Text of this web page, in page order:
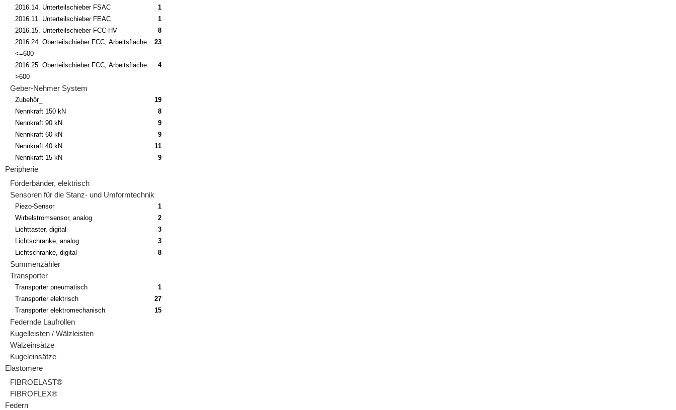
2016.14. Unterteilschieber FSAC
1
2016.11. Unterteilschieber FEAC
1
2016.15. Unterteilschieber FCC-HV
8
2016.24. Oberteilschieber FCC, Arbeitsfläche
<=600
23
2016.25. Oberteilschieber FCC, Arbeitsfläche
>600
4
Geber-Nehmer System
Zubehör_
19
Nennkraft 150 kN
8
Nennkraft 90 kN
9
Nennkraft 60 kN
9
Nennkraft 40 kN
11
Nennkraft 15 kN
9
Peripherie
Förderbänder, elektrisch
Sensoren für die Stanz- und Umformtechnik
Piezo-Sensor
1
Wirbelstromsensor, analog
2
Lichttaster, digital
3
Lichtschranke, analog
3
Lichtschranke, digital
8
Summenzähler
Transporter
Transporter pneumatisch
1
Transporter elektrisch
27
Transporter elektromechanisch
15
Federnde Laufrollen
Kugelleisten / Wälzleisten
Wälzeinsätze
Kugeleinsätze
Elastomere
FIBROELAST®
FIBROFLEX®
Federn